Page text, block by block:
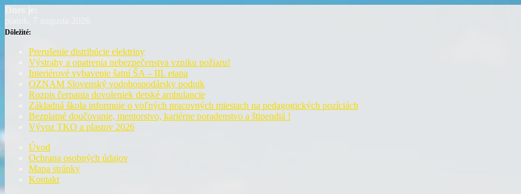
Dôležité:
Prerušenie distribúcie elektriny
Výstrahy a opatrenia nebezpečenstva vzniku požiaru!
Interiérové vybavenie šatní ŠA – III. etapa
OZNAM Slovenský vodohospodársky podnik
Rozpis čerpania dovoleniek detské ambulancie
Základná škola informuje o voľných pracovných miestach na pedagogických pozíciách
Bezplatné doučovanie, mentorstvo, kariérne poradenstvo a štipendiá !
Vývoz TKO a plastov 2026
Úvod
Ochrana osobných údajov
Mapa stránky
Kontakt